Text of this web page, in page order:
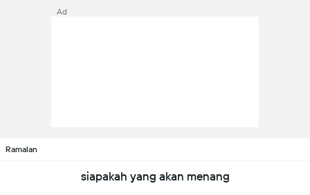
Ad
Ramalan
siapakah yang akan menang